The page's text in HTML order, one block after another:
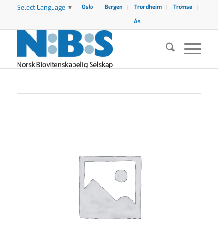
Select Language ▼ Oslo Bergen Trondheim
Tromsø
Ås